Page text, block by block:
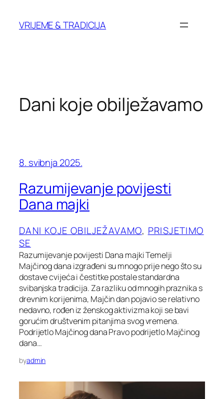
VRIJEME & TRADICIJA
Dani koje obilježavamo
8. svibnja 2025.
Razumijevanje povijesti
Dana majki
DANI KOJE OBILJEŽAVAMO, PRISJETIMO
SE
Razumijevanje povijesti Dana majki Temelji
Majčinog dana izgrađeni su mnogo prije nego što su
dostave cvijeća i čestitke postale standardna
svibanjska tradicija. Za razliku od mnogih praznika s
drevnim korijenima, Majčin dan pojavio se relativno
nedavno, rođen iz ženskog aktivizma koji se bavi
gorućim društvenim pitanjima svog vremena.
Podrijetlo Majčinog dana Pravo podrijetlo Majčinog
dana…
byadmin